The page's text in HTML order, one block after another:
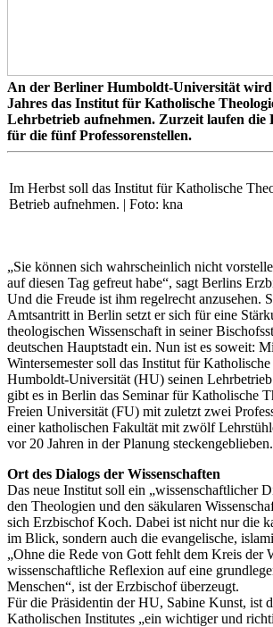
An der Berliner Humboldt-Universität wird
Jahres das Institut für Katholische
Lehrbetrieb aufnehmen. Zurzeit laufen die
für die fünf Professorenstellen.
Im Herbst soll das Institut für Katholische
Betrieb aufnehmen. | Foto: kna
„Sie können sich wahrscheinlich nicht
auf diesen Tag gefreut habe“, sagt Berlins
Und die Freude ist ihm regelrecht anzusehen.
Amtsantritt in Berlin setzt er sich für eine
theologischen Wissenschaft in seiner
deutschen Hauptstadt ein. Nun ist es soweit:
Wintersemester soll das Institut für
Humboldt-Universität (HU) seinen
gibt es in Berlin das Seminar für Katholische
Freien Universität (FU) mit zuletzt zwei
einer katholischen Fakultät mit zwölf
vor 20 Jahren in der Planung steckengeblieben.
Ort des Dialogs der Wissenschaften
Das neue Institut soll ein „wissenschaftlicher
den Theologien und den säkularen
sich Erzbischof Koch. Dabei ist nicht nur die
im Blick, sondern auch die evangelische,
„Ohne die Rede von Gott fehlt dem Kreis der
wissenschaftliche Reflexion auf eine
Menschen“, ist der Erzbischof überzeugt.
Für die Präsidentin der HU, Sabine Kunst, ist
Katholischen Institutes „ein wichtiger und